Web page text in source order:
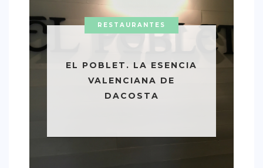
RESTAURANTES
EL POBLET. LA ESENCIA
VALENCIANA DE
DACOSTA